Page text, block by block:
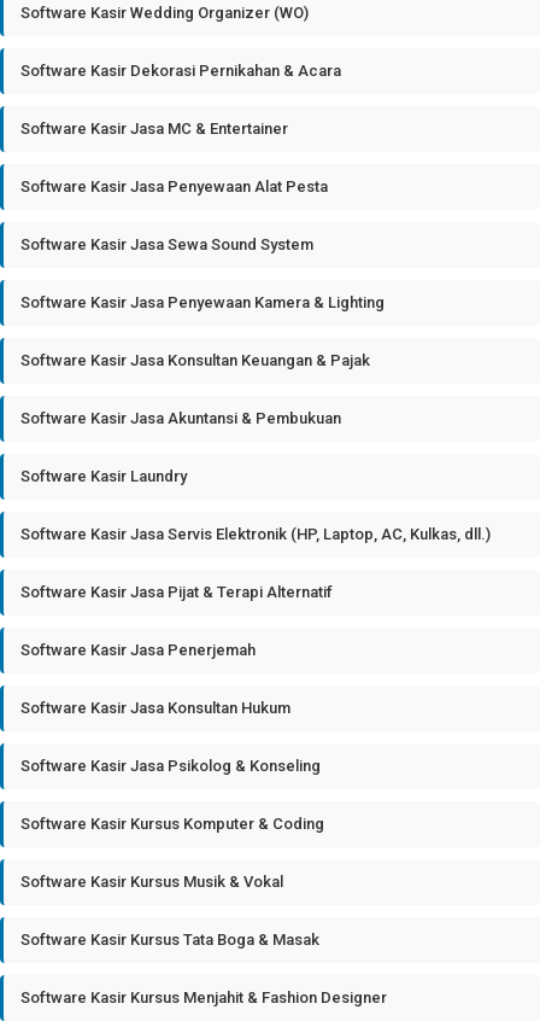
Software Kasir Wedding Organizer (WO)
Software Kasir Dekorasi Pernikahan & Acara
Software Kasir Jasa MC & Entertainer
Software Kasir Jasa Penyewaan Alat Pesta
Software Kasir Jasa Sewa Sound System
Software Kasir Jasa Penyewaan Kamera & Lighting
Software Kasir Jasa Konsultan Keuangan & Pajak
Software Kasir Jasa Akuntansi & Pembukuan
Software Kasir Laundry
Software Kasir Jasa Servis Elektronik (HP, Laptop, AC, Kulkas, dll.)
Software Kasir Jasa Pijat & Terapi Alternatif
Software Kasir Jasa Penerjemah
Software Kasir Jasa Konsultan Hukum
Software Kasir Jasa Psikolog & Konseling
Software Kasir Kursus Komputer & Coding
Software Kasir Kursus Musik & Vokal
Software Kasir Kursus Tata Boga & Masak
Software Kasir Kursus Menjahit & Fashion Designer